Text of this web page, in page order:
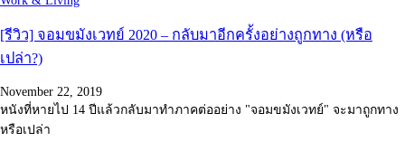
[รีวิว] จอมขมังเวทย์ 2020 – กลับมาอีกครั้งอย่างถูกทาง (หรือ
เปล่า?)
November 22, 2019
หนังที่หายไป 14 ปีแล้วกลับมาทำภาคต่ออย่าง "จอมขมังเวทย์" จะมาถูกทาง
หรือเปล่า